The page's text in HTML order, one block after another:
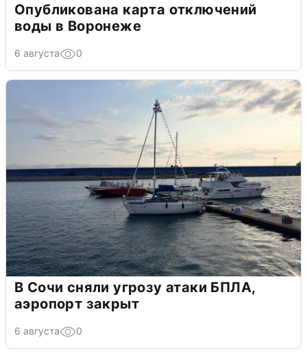
Опубликована карта отключений
воды в Воронеже
6 августа 0
В Сочи сняли угрозу атаки БПЛА,
аэропорт закрыт
6 августа 0